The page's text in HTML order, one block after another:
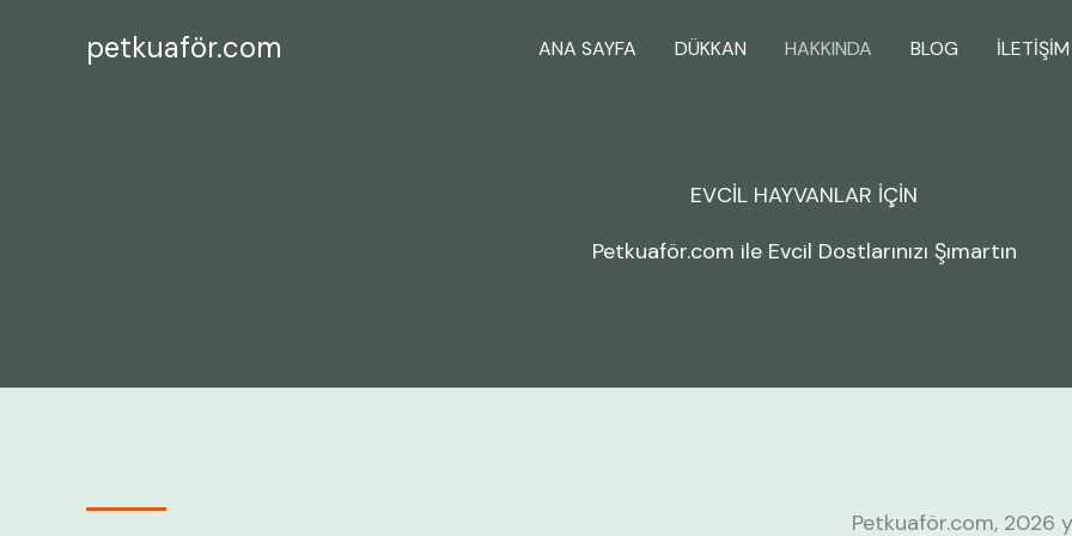
petkuaför.com ANA SAYFA DÜKKAN HAKKINDA BLOG İLETIŞIM
EVCIL HAYVANLAR İÇIN
Petkuaför.com ile Evcil Dostlarınızı Şımartın
Petkuaför.com, 2026